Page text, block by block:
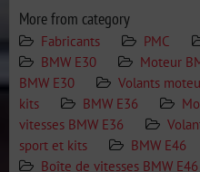
More from category
Fabricants PMC
BMW E30
Moteur
BMW E30
Volants
kits
BMW E36
vitesses BMW E36
sport et kits
BMW E46
Boîte de vitesses BMW E46